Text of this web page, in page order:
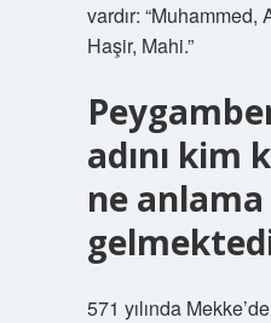
vardır:
Haşir, Mahi.”
adını kim
ne anlama
571 yılında